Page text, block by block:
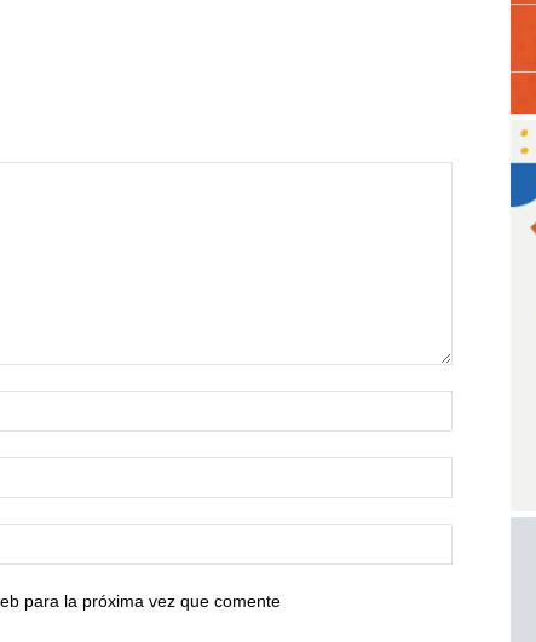
para la próxima vez que comente